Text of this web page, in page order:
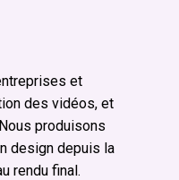
et
des vidéos, et
produisons
design depuis la
rendu final.